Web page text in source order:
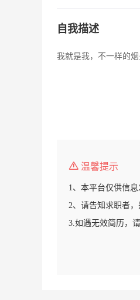
自我描述
我就是我，不一样的烟
温馨提示
1、本平台仅供信
2、请告知求职者，
3.如遇无效简历，